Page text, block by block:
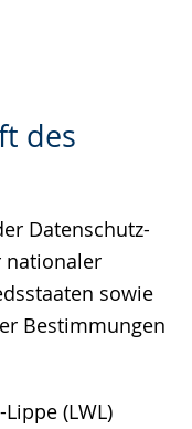
des
Datenschutz-
nationaler
sowie
Bestimmungen
(LWL)